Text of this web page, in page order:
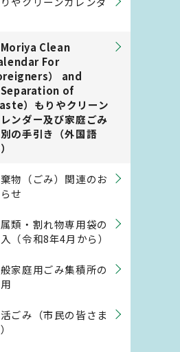
Moriya Clean
For
） and
Separation of
）もりやクリーン
ンダー及び家庭ごみ
の手引き（外国語
物（ごみ）関連のお
せ
類・割れ物専用袋の
（令和8年4月から）
家庭用ごみ集積所の
ごみ（市民の皆さま